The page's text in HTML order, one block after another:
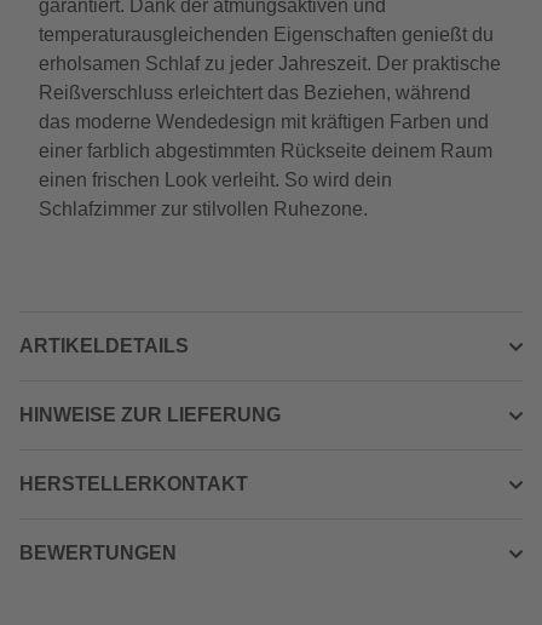
garantiert. Dank der atmungsaktiven und
temperaturausgleichenden Eigenschaften genießt du
erholsamen Schlaf zu jeder Jahreszeit. Der praktische
Reißverschluss erleichtert das Beziehen, während
das moderne Wendedesign mit kräftigen Farben und
einer farblich abgestimmten Rückseite deinem Raum
einen frischen Look verleiht. So wird dein
Schlafzimmer zur stilvollen Ruhezone.
ARTIKELDETAILS
HINWEISE ZUR LIEFERUNG
HERSTELLERKONTAKT
BEWERTUNGEN